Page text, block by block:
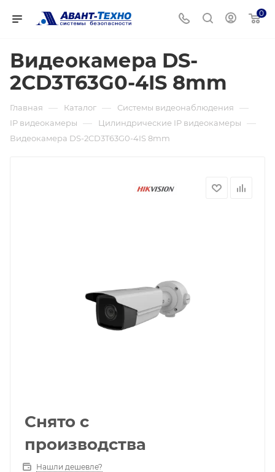
0
Видеокамера DS-
2CD3T63G0-4IS 8mm
Главная — Каталог — Системы видеонаблюдения —
IP видеокамеры — Цилиндрические IP видеокамеры —
Видеокамера DS-2CD3T63G0-4IS 8mm
Снято с
производства
Нашли дешевле?